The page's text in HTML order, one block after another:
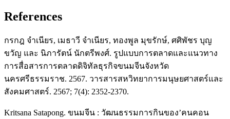
References
กรกฎ จําเนียร, เมธาวี จําเนียร, ทองพูล มุขรักษ์, ศศิพัชร บุญ
ขวัญ และ นิภารัตน์ นักตรีพงศ์. รูปแบบการตลาดและแนวทาง
การสื่อสารการตลาดดิจิทัลธุรกิจขนมจีนจังหวัด
นครศรีธรรมราช. 2567. วารสารสหวิทยาการมนุษยศาสตร์และ
สังคมศาสตร์. 2567; 7(4): 2352-2370.
Kritsana Satapong. ขนมจีน : วัฒนธรรมการกินของ’คนคอน